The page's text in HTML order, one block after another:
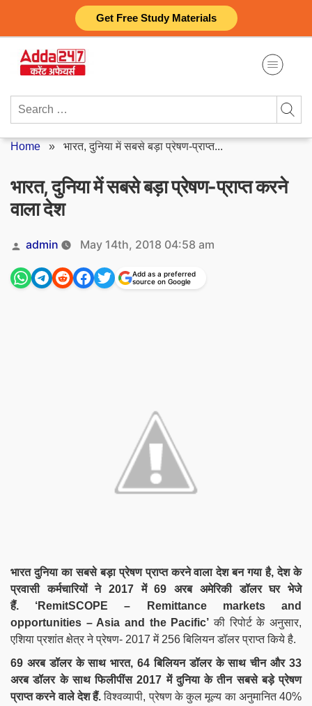
Get Free Study Materials
content
Search
Home » भारत, दुनिया में सबसे बड़ा प्रेषण-प्राप्त...
भारत, दुनिया में सबसे बड़ा प्रेषण-प्राप्त करने
वाला देश
Posted
by
admin May 14th, 2018 04:58 am
Add as a preferred
source on Google
भारत दुनिया का सबसे बड़ा प्रेषण प्राप्त करने वाला देश बन गया है, देश के
प्रवासी कर्मचारियों ने 2017 में 69 अरब अमेरिकी डॉलर घर भेजे
हैं.
‘RemitSCOPE – Remittance markets and
opportunities – Asia and the Pacific’ की रिपोर्ट के अनुसार,
एशिया प्रशांत क्षेत्र ने प्रेषण- 2017 में 256 बिलियन डॉलर प्राप्त किये है.
69 अरब डॉलर के साथ भारत, 64 बिलियन डॉलर के साथ चीन और 33
अरब डॉलर के साथ फिलीपींस 2017 में दुनिया के तीन सबसे बड़े प्रेषण
प्राप्त करने वाले देश हैं.विश्वव्यापी, प्रेषण के कुल मूल्य का अनुमानित 40%